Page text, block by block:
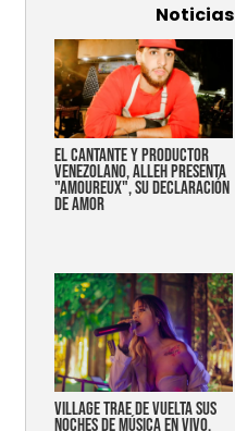
Noticias
EL CANTANTE Y PRODUCTOR
VENEZOLANO, ALLEH PRESENTA
"AMOUREUX", SU DECLARACIÓN
DE AMOR
Village trae de vuelta sus
noches de música en vivo,